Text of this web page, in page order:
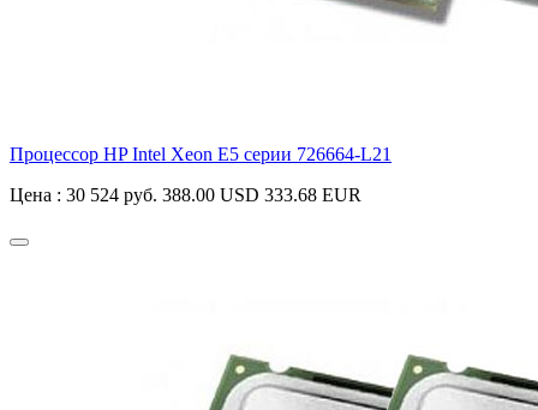
Процессор HP Intel Xeon E5 серии 726664-L21
Цена : 30 524 руб. 388.00 USD 333.68 EUR